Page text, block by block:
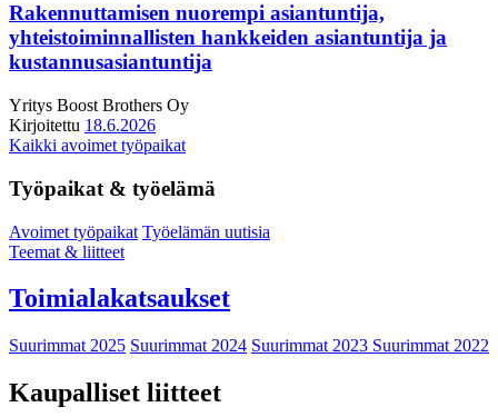
Rakennuttamisen nuorempi asiantuntija,
yhteistoiminnallisten hankkeiden asiantuntija ja
kustannusasiantuntija
Yritys Boost Brothers Oy
Kirjoitettu 18.6.2026
Kaikki avoimet työpaikat
Työpaikat & työelämä
Avoimet työpaikat Työelämän uutisia
Teemat & liitteet
Toimialakatsaukset
Suurimmat 2025 Suurimmat 2024 Suurimmat 2023 Suurimmat 2022
Kaupalliset liitteet